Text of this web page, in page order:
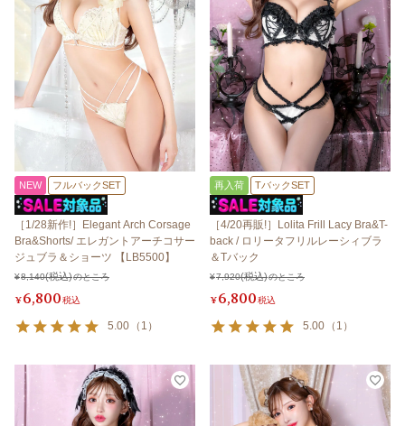
NEW フルバックSET
［1/28新作!］Elegant Arch Corsage
Bra&Shorts/ エレガントアーチコサー
ジュブラ＆ショーツ 【LB5500】
¥8,140 のところ
¥6,800税込
5.00 （ 1 ）
再入荷 TバックSET
［4/20再販!］Lolita Frill Lacy Bra&T-
back / ロリータフリルレーシィブラ
＆Tバック
¥7,920 のところ
¥6,800税込
5.00 （ 1 ）